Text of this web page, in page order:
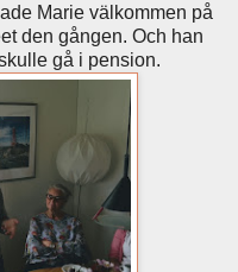
Marie välkommen på
den gången. Och han
gå i pension.